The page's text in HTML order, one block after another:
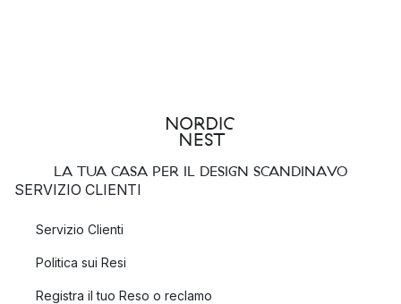
LA TUA CASA PER IL DESIGN SCANDINAVO
SERVIZIO CLIENTI
Servizio Clienti
Politica sui Resi
Registra il tuo Reso o reclamo